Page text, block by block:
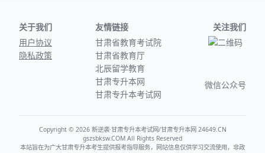
关于我们
用户协议
隐私政策
友情链接
甘肃省教育考试院
甘肃省教育厅
北辰留学教育
甘肃专升本网
甘肃专升本考试网
关注我们
微信公众号
Copyright © 2026 新逆袭·甘肃专升本考试网/甘肃专升本网 24649.CN
gszsbksw.COM All Rights Reserved
本站旨在为广大甘肃专升本考生提供报考指导服务，网站信息仅供学习交流使用，非政